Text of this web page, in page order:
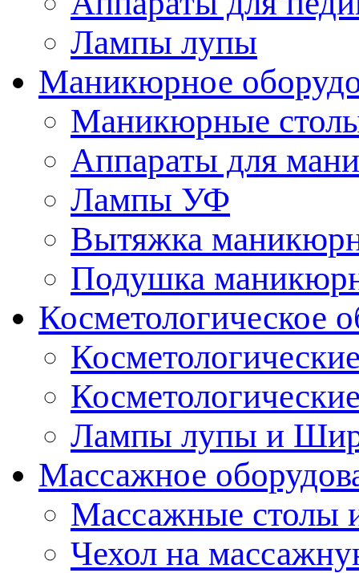
Лампы лупы
Маникюрное
Маникюрные
Аппараты для
Лампы УФ
Вытяжка
Подушка
Косметологическое
Лампы лупы и
Массажное
Массажные столы
Чехол на